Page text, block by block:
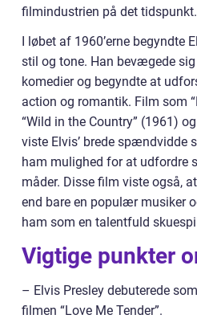
filmindustrien på det tidspunkt.
I løbet af 1960’erne begyndte
stil og tone. Han bevægede
komedier og begyndte at
action og romantik. Film som
“Wild in the Country” (1961)
viste Elvis’ brede spændvidde
ham mulighed for at udfordre
måder. Disse film viste også,
end bare en populær musiker
ham som en talentfuld
Vigtige punkter
– Elvis Presley debuterede
filmen “Love Me Tender”.